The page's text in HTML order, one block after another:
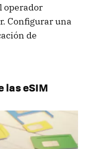
operador
Configurar una
de
las eSIM